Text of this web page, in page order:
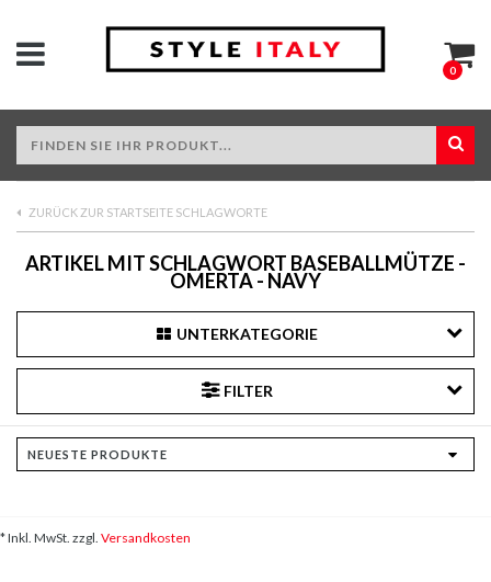
0
ZURÜCK ZUR STARTSEITE SCHLAGWORTE
ARTIKEL MIT SCHLAGWORT BASEBALLMÜTZE -
OMERTA - NAVY
UNTERKATEGORIE
FILTER
* Inkl. MwSt. zzgl. Versandkosten